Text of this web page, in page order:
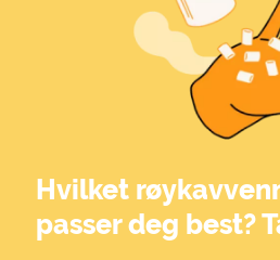
Hvilket
passer deg best?